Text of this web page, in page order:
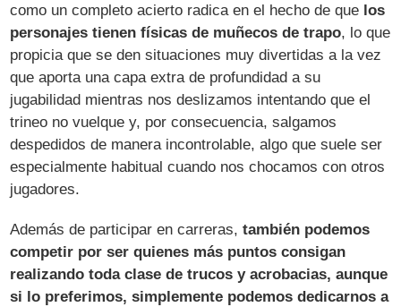
como un completo acierto radica en el hecho de que los
personajes tienen físicas de muñecos de trapo, lo que
propicia que se den situaciones muy divertidas a la vez
que aporta una capa extra de profundidad a su
jugabilidad mientras nos deslizamos intentando que el
trineo no vuelque y, por consecuencia, salgamos
despedidos de manera incontrolable, algo que suele ser
especialmente habitual cuando nos chocamos con otros
jugadores.
Además de participar en carreras,también podemos
competir por ser quienes más puntos consigan
realizando toda clase de trucos y acrobacias, aunque
si lo preferimos, simplemente podemos dedicarnos a